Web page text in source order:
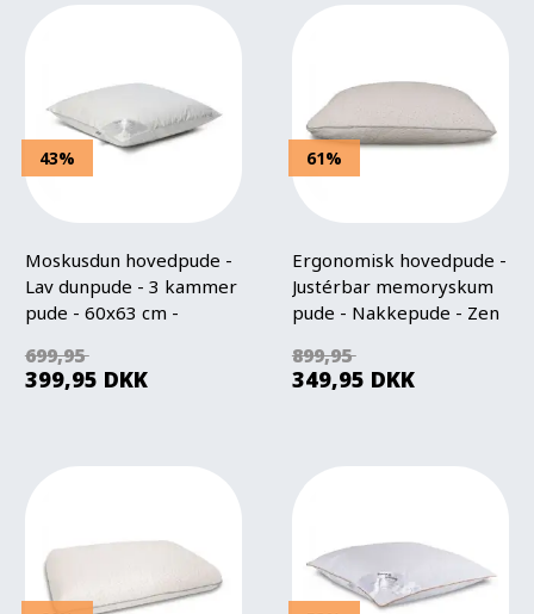
43%
Moskusdun hovedpude -
Lav dunpude - 3 kammer
pude - 60x63 cm -
699,95
399,95 DKK
61%
Ergonomisk hovedpude -
Justérbar memoryskum
pude - Nakkepude - Zen
899,95
349,95 DKK